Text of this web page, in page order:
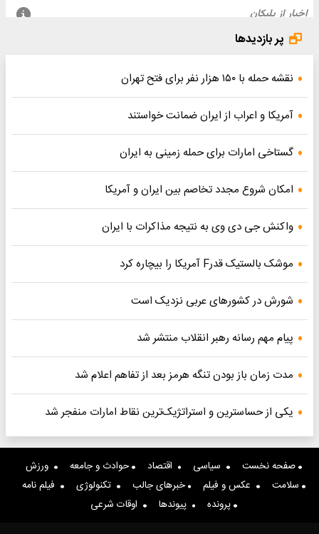
پر بازدیدها
نقشه حمله با ۱۵۰ هزار نفر برای فتح تهران
آمریکا و اعراب از ایران ضمانت خواستند
گستاخی امارات برای حمله زمینی به ایران
امکان شروع مجدد تخاصم‌ بین ایران و آمریکا
واکنش جی دی وی به نتیجه مذاکرات با ایران
موشک بالستیک قدرF آمریکا را بیچاره کرد
شورش در کشورهای عربی نزدیک است
پیام مهم رسانه رهبر انقلاب منتشر شد
مدت زمان باز بودن تنگه هرمز بعد از تفاهم اعلام شد
یکی از حساسترین و استراتژیک‌ترین نقاط امارات منفجر شد
صفحه نخست سیاسی اقتصاد حوادث و جامعه
ورزش
سلامت
عکس و فیلم خبرهای جالب تکنولوژی
فیلم نامه
پرونده
پیوندها اوقات شرعی